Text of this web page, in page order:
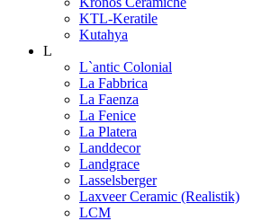
KTL-Keratile
Kutahya
L
L`antic Colonial
La Fabbrica
La Faenza
La Fenice
La Platera
Landdecor
Landgrace
Lasselsberger
Laxveer Ceramic (Realistik)
LCM